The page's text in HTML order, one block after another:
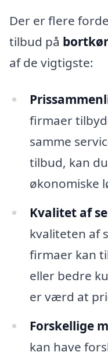
Der er flere
tilbud på
af de vigtigste:
firmaer
samme
tilbud, kan
økonomiske
Kvalitet af
kvaliteten af
firmaer kan
eller bedre
er værd at
Forskellige
kan have